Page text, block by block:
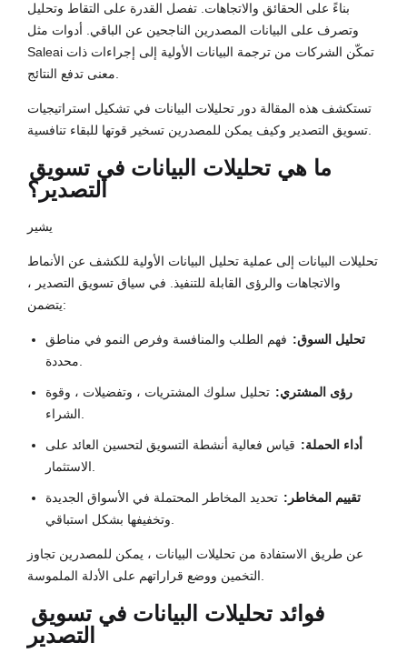
بناءً على الحقائق والاتجاهات. تفصل القدرة على التقاط وتحليل
وتصرف على البيانات المصدرين الناجحين عن الباقي. أدوات مثل
Saleai تمكّن الشركات من ترجمة البيانات الأولية إلى إجراءات ذات
معنى تدفع النتائج.
تستكشف هذه المقالة دور تحليلات البيانات في تشكيل استراتيجيات
تسويق التصدير وكيف يمكن للمصدرين تسخير قوتها للبقاء تنافسية.
ما هي تحليلات البيانات في تسويق
التصدير؟
يشير
تحليلات البيانات إلى عملية تحليل البيانات الأولية للكشف عن الأنماط
والاتجاهات والرؤى القابلة للتنفيذ. في سياق تسويق التصدير ،
يتضمن:
تحليل السوق: فهم الطلب والمنافسة وفرص النمو في مناطق
محددة.
رؤى المشتري: تحليل سلوك المشتريات ، وتفضيلات ، وقوة
الشراء.
أداء الحملة: قياس فعالية أنشطة التسويق لتحسين العائد على
الاستثمار.
تقييم المخاطر: تحديد المخاطر المحتملة في الأسواق الجديدة
وتخفيفها بشكل استباقي.
عن طريق الاستفادة من تحليلات البيانات ، يمكن للمصدرين تجاوز
التخمين ووضع قراراتهم على الأدلة الملموسة.
فوائد تحليلات البيانات في تسويق
التصدير